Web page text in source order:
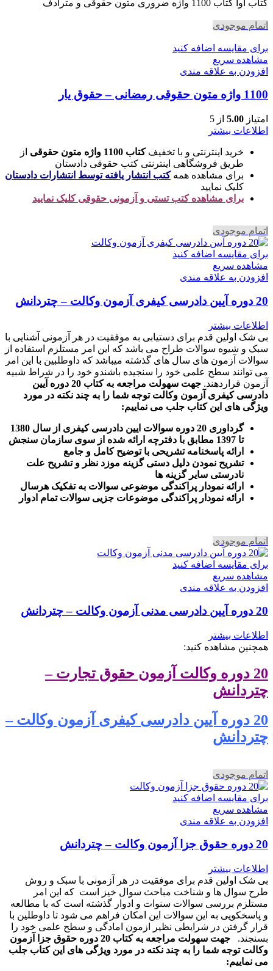
کتاب آوا کتاب 1100 واژه ضروری متون حقوقی و مترادف
اتمام موجودی
برای مقایسه اضافه کنید
مشاهده سریع
افزودن به علاقه مندی
1100 واژه متون حقوقی رمضانی – حقوق یار
امتیاز 5.00 از 5
اطلاعات بیشتر
خرید اینترنتی و با تخفیفکتاب 1100 واژه متون حقوقی
از
طریق فروشگاهی اینترنتی کتب حقوقی دادستان
برای مشاهده همهکتب انتشار یافته توسط انتشارات دادستان
کلیک نمایید
برای مشاهده کتب تستی و آزمونی حقوقی کلیک نمایید
اتمام موجودی
برای مقایسه اضافه کنید
مشاهده سریع
افزودن به علاقه مندی
20 دوره آیین دادرسی کیفری آزمون وکالت – چتردانش
اطلاعات بیشتر
بی شک اولین قدم برای دستیابی به موفقیت در هر آزمونی آشنایی با
سبک و شیوه سوالات طراح می باشد که این امر مستلزم استفاده از
سوالات آزمون های سال های گذشته میباشد که داوطلبین با این امر
می توانند سطح علمی خود را سنجیده باشندو خود را در شراط شبیه
آزمون قراردهند.
جهت سهولت مراجعه به کتاب 20 دوره آیین
دادرسی کیفری آزمون وکالت توجه شما را به چند نکته در مورد
ویژگی های این کتاب جلب می نماییم:
گرداوری 20 دوره سوالات ایین دادرسی کیفری از سال 1380
تا 1397 مطابق با دفترچه ارائه شده از سوی سازمان سنجش
ارائه پاسخنامه تشریحی با توضیح کامل و جامع
تشریح نمودن دلیل دستی گزینه موزد نظر و تشریح علت
نادرستی سایر گزینه ها
ارائه نمودار پراکندگی موضوعی سوالات به تفکیک هرسال
رائه نمودار پراکندگی موضوعات جزیی سوالات تمام ادوار
اتمام موجودی
برای مقایسه اضافه کنید
مشاهده سریع
افزودن به علاقه مندی
20 دوره آیین دادرسی مدنی آزمون وکالت – چتردانش
اطلاعات بیشتر
همچنین مشاهده کنید:
20 دوره وکالت آزمون حقوق تجارت –
چتردانش
20 دوره آیین دادرسی کیفری آزمون وکالت –
چتردانش
اتمام موجودی
برای مقایسه اضافه کنید
مشاهده سریع
افزودن به علاقه مندی
20 دوره حقوق جزا آزمون وکالت – چتردانش
اطلاعات بیشتر
بی شک اولین قدم برای موفقیت در هر آزمونی با سبک و روش
طرح سوال ها و شناخت مباحث سوال خیز است که این امر
مستلزم بررسی سوالات سنوات و ادوار گذشته است که با مطالعه
و پاسخکویی به این سوالات این امکان فراهم می شود تا داوطلین با
قرار گرفتن در شرایطی نظیر ازمون امادگی و سطح علمی خود را
بسنجند.
جهت سهولت مراجعه به کتاب 20 دوره حقوق جزا آزمون
وکالت توجه شما را به چند نکته در مورد ویژگی های این کتاب جلب
می نماییم: